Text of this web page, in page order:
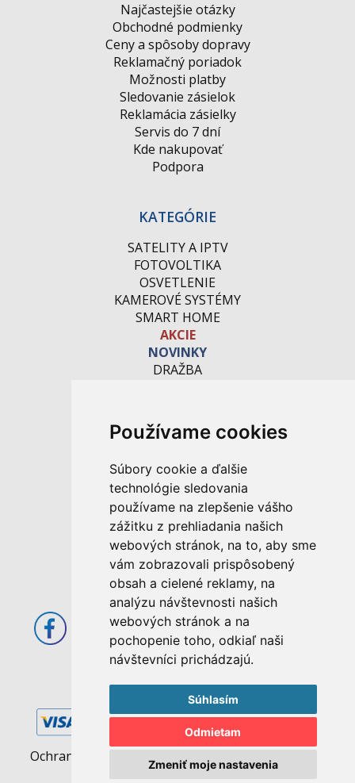
Používame cookies
Súbory cookie a ďalšie
technológie sledovania
používame na zlepšenie vášho
zážitku z prehliadania našich
webových stránok, na to, aby sme
vám zobrazovali prispôsobený
obsah a cielené reklamy, na
analýzu návštevnosti našich
webových stránok a na
pochopenie toho, odkiaľ naši
návštevníci prichádzajú.
Súhlasím
Odmietam
Zmeniť moje nastavenia
Najčastejšie otázky
Obchodné podmienky
Ceny a spôsoby dopravy
Reklamačný poriadok
Možnosti platby
Sledovanie zásielok
Reklamácia zásielky
Servis do 7 dní
Kde nakupovať
Podpora
KATEGÓRIE
SATELITY A IPTV
FOTOVOLTIKA
OSVETLENIE
KAMEROVÉ SYSTÉMY
SMART HOME
AKCIE
NOVINKY
DRAŽBA
M. Rázusa 4795/34
955 01 Topoľčany
Slovenská republika
E-mail: info@abcom.sk
Tel: +421 38 53 62 611
Otváracie hodiny:
Po - Pia: 08:00 - 17:00
Ochrana osobných údajov | Pravidlá cookies